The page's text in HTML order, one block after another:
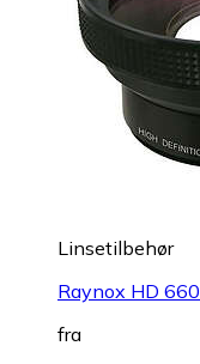
Linsetilbehør
Raynox HD
fra